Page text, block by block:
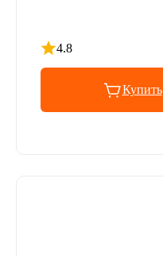
4.8
Рейтинг 4.8 из 5
Купить